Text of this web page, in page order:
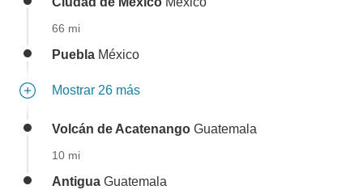
66 mi
Puebla México
Mostrar 26 más
Volcán de Acatenango Guatemala
10 mi
Antigua Guatemala